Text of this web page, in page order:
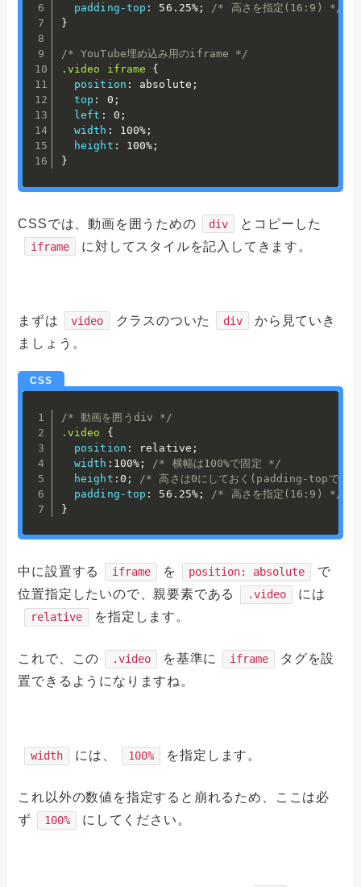
padding-top : 56.25% ;
/* 高さを指定(16:9) */
}
/* YouTube埋め込み用のiframe */
.video iframe
{
position : absolute ;
top : 0 ;
left : 0 ;
width : 100% ;
height : 100% ;
}
CSSでは、動画を囲うための div とコピーした
iframe に対してスタイルを記入してきます。
まずは video クラスのついた div
から見ていき
ましょう。
/* 動画を囲うdiv */
.video
{
position : relative ;
width : 100% ;
/* 横幅は100%で固定 */
height : 0 ;
/* 高さは0にしておく(padding-topで高
padding-top : 56.25% ;
/* 高さを指定(16:9) */
}
中に設置する iframe を position: absolute
で
位置指定したいので、親要素である
.video には
relative を指定します。
これで、この .video を基準に iframe
タグを設
置できるようになりますね。
width には、 100% を指定します。
これ以外の数値を指定すると崩れるため、ここは必
ず
100% にしてください。